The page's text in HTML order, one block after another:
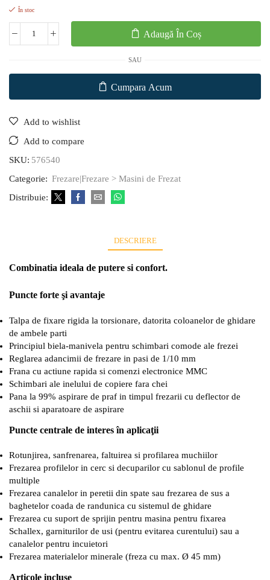
În stoc
Adaugă În Coș
SAU
Cumpara Acum
Add to wishlist
Add to compare
SKU: 576540
Categorie: Frezare|Frezare > Masini de Frezat
Distribuie:
DESCRIERE
Combinatia ideala de putere si confort.
Puncte forte şi avantaje
Talpa de fixare rigida la torsionare, datorita coloanelor de ghidare
de ambele parti
Principiul biela-manivela pentru schimbari comode ale frezei
Reglarea adancimii de frezare in pasi de 1/10 mm
Frana cu actiune rapida si comenzi electronice MMC
Schimbari ale inelului de copiere fara chei
Pana la 99% aspirare de praf in timpul frezarii cu deflector de
aschii si aparatoare de aspirare
Puncte centrale de interes în aplicaţii
Rotunjirea, sanfrenarea, faltuirea si profilarea muchiilor
Frezarea profilelor in cerc si decuparilor cu sablonul de profile
multiple
Frezarea canalelor in peretii din spate sau frezarea de sus a
baghetelor coada de randunica cu sistemul de ghidare
Frezarea cu suport de sprijin pentru masina pentru fixarea
Schallex, garniturilor de usi (pentru evitarea curentului) sau a
canalelor pentru incuietori
Frezarea materialelor minerale (freza cu max. Ø 45 mm)
Articole incluse